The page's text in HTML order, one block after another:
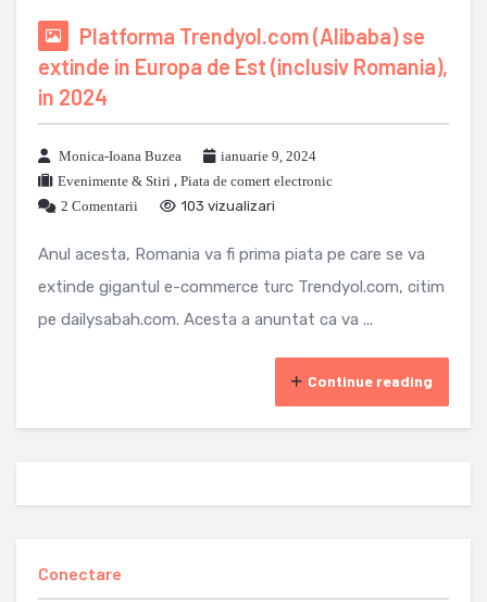
Platforma Trendyol.com (Alibaba) se
extinde in Europa de Est (inclusiv Romania),
in 2024
Monica-Ioana Buzea
ianuarie 9, 2024
Evenimente & Stiri , Piata de comert electronic
2 Comentarii
103 vizualizari
Anul acesta, Romania va fi prima piata pe care se va
extinde gigantul e-commerce turc Trendyol.com, citim
pe dailysabah.com. Acesta a anuntat ca va ...
Continue reading
Conectare